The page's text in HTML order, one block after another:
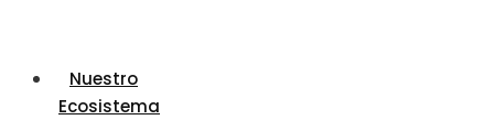
Nuestro
Ecosistema